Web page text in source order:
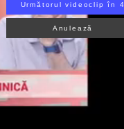
Următorul videoclip în 3
Anulează